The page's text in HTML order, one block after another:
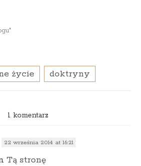
życie doktryny
1 komentarz
22 września 2014 at 16:21
Tą stronę